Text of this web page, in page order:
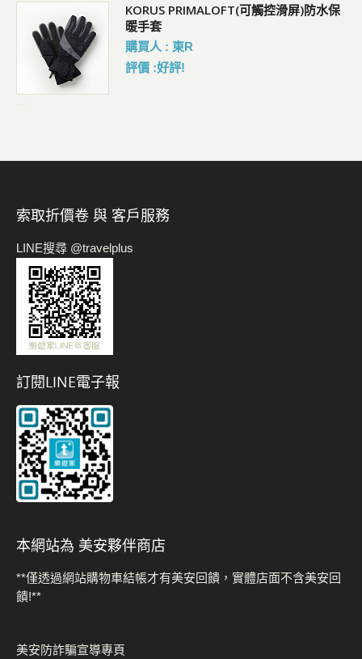
KORUS PRIMALOFT(可觸控滑屏)防水保
暖手套
購買人 : 東R
評價 :好評!
索取折價卷 與 客戶服務
LINE搜尋 @travelplus
訂閱LINE電子報
本網站為 美安夥伴商店
**僅透過網站購物車結帳才有美安回饋，實體店面不含美安回
饋!**
美安防詐騙宣導專頁